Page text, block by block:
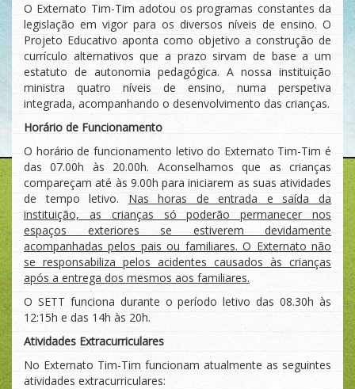
O Externato Tim-Tim adotou os programas constantes da
legislação em vigor para os diversos níveis de ensino. O
Projeto Educativo aponta como objetivo a construção de
currículo alternativos que a prazo sirvam de base a um
estatuto de autonomia pedagógica. A nossa instituição
ministra quatro níveis de ensino, numa perspetiva
integrada, acompanhando o desenvolvimento das crianças.
Horário de Funcionamento
O horário de funcionamento letivo do Externato Tim-Tim é
das 07.00h às 20.00h. Aconselhamos que as crianças
compareçam até às 9.00h para iniciarem as suas atividades
de tempo letivo. Nas horas de entrada e saída da
instituição, as crianças só poderão permanecer nos
espaços exteriores se estiverem devidamente
acompanhadas pelos pais ou familiares. O Externato não
se responsabiliza pelos acidentes causados às crianças
após a entrega dos mesmos aos familiares.
O SETT funciona durante o período letivo das 08.30h às
12:15h e das 14h às 20h.
Atividades Extracurriculares
No Externato Tim-Tim funcionam atualmente as seguintes
atividades extracurriculares: